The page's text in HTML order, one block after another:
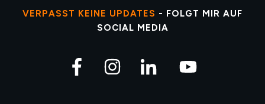
VERPASST KEINE UPDATES - FOLGT MIR AUF
SOCIAL MEDIA